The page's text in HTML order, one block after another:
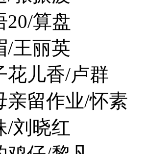
算盘
丽英
儿香/卢群
留作业/怀素
晓红